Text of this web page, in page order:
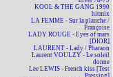
KOOL & THE GANG 1990
hitmix
LA FEMME - Sur la planche /
Françoise
LADY ROUGE - Eyes of mars
[DIOR]
LAURENT - Lady / Pharaon
Laurent VOULZY - Le soleil
donne
Lee LEWIS - French kiss [Test
Pressing]